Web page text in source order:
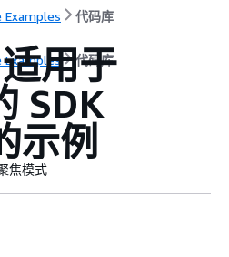
Examples 代码库
Examples 代码库
用于
SDK
示例
焦模式